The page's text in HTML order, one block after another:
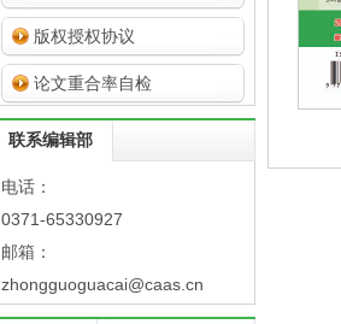
版权授权协议
论文重合率自检
联系编辑部
电话：
0371-65330927
邮箱：
zhongguoguacai@caas.cn